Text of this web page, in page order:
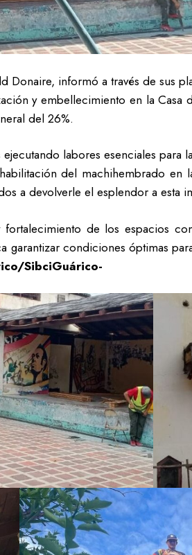
Donaire, informó a través de sus
y embellecimiento en la
del 26%.
labores esenciales para
del machihembrado en
a devolverle el esplendor a esta
de los espacios
condiciones óptimas
SibciGuárico-